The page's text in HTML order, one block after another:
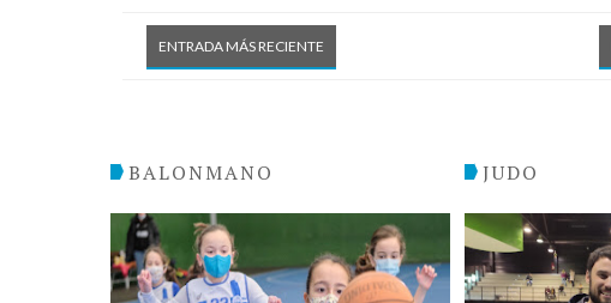
ENTRADA MÁS RECIENTE
BALONMANO JUDO